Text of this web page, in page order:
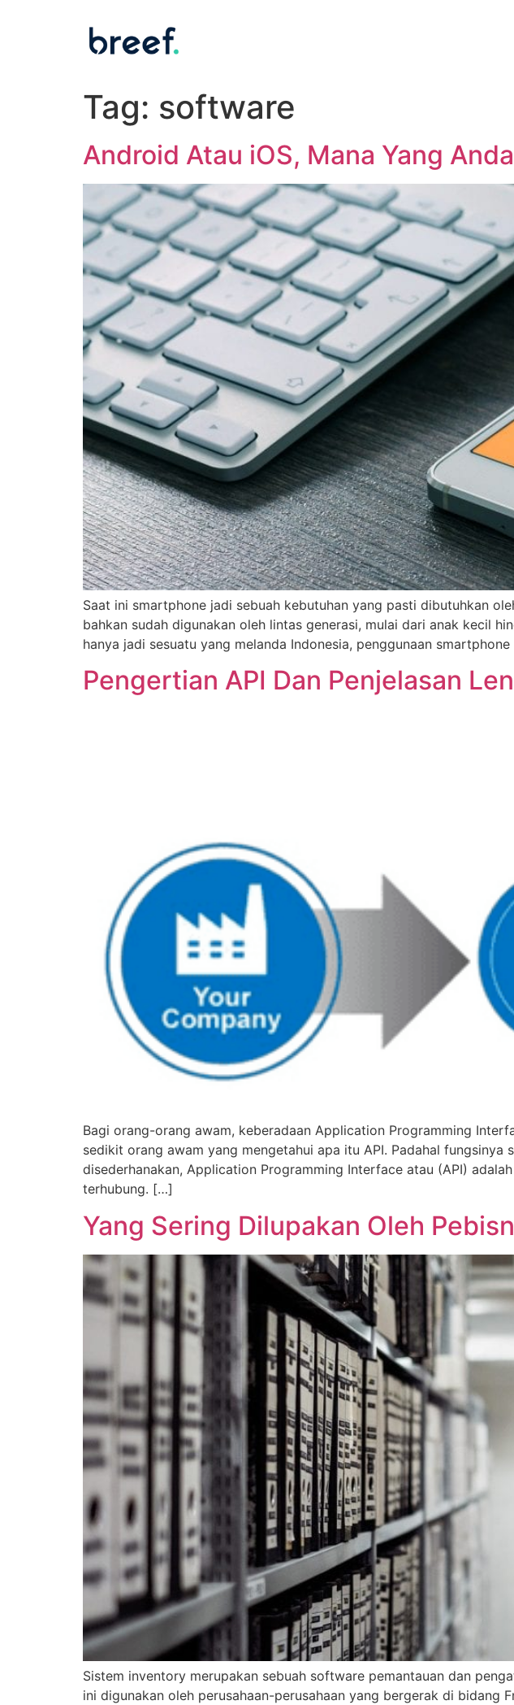
Tag: software
Android Atau iOS, Mana Yang
Saat ini smartphone jadi sebuah kebutuhan yang pasti dibutuhkan
bahkan sudah digunakan oleh lintas generasi, mulai dari anak kecil
hanya jadi sesuatu yang melanda Indonesia, penggunaan
Pengertian API Dan Penjelasan
Bagi orang-orang awam, keberadaan Application Programming
sedikit orang awam yang mengetahui apa itu API. Padahal
disederhanakan, Application Programming Interface atau (API)
terhubung. […]
Yang Sering Dilupakan Oleh
Sistem inventory merupakan sebuah software pemantauan dan
ini digunakan oleh perusahaan-perusahaan yang bergerak di bidang